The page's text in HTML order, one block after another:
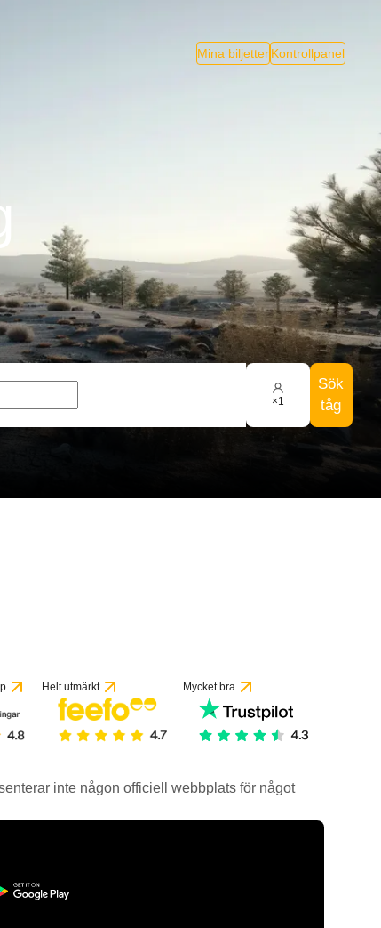
Mina biljetterKontrollpanel
×1
Sök
tåg
Helt utmärkt Mycket bra
inte någon officiell webbplats för något